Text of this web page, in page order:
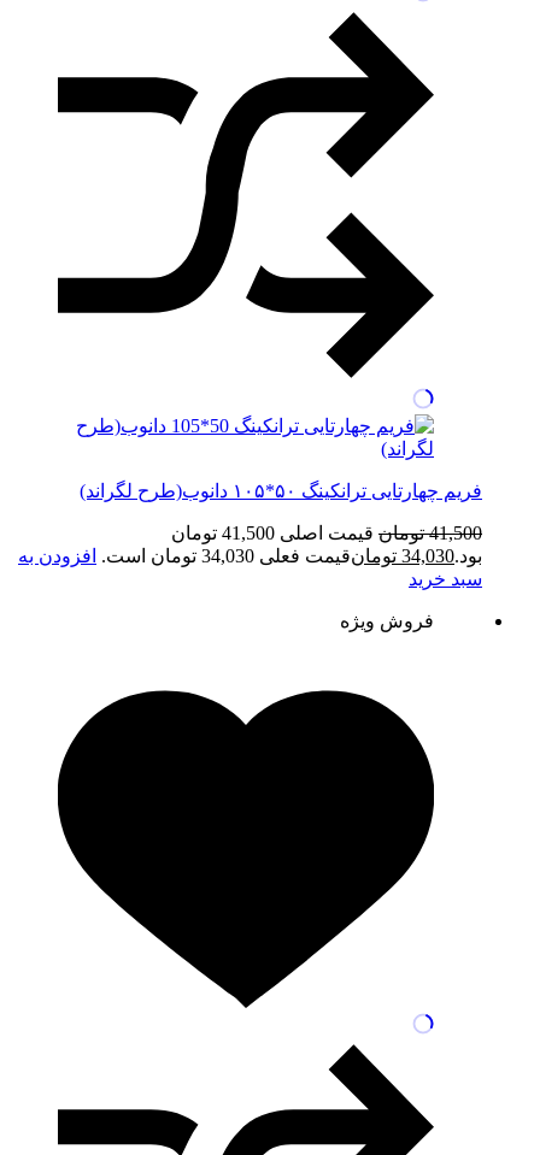
فریم چهارتایی ترانکینگ ۵۰*۱۰۵ دانوب(طرح لگراند)
41,500 تومان
قیمت اصلی 41,500 تومان
بود.34,030 تومانقیمت فعلی 34,030 تومان است.
افزودن به
سبد خرید
فروش ویژه